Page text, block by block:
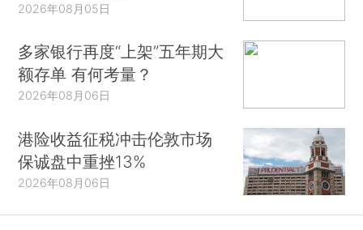
2026年08月05日
多家银行再度“上架”五年期大
额存单 有何考量？
2026年08月06日
港险收益征税冲击伦敦市场
保诚盘中重挫13%
2026年08月06日